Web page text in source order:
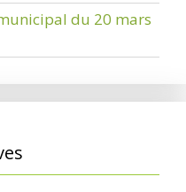
du 20 mars